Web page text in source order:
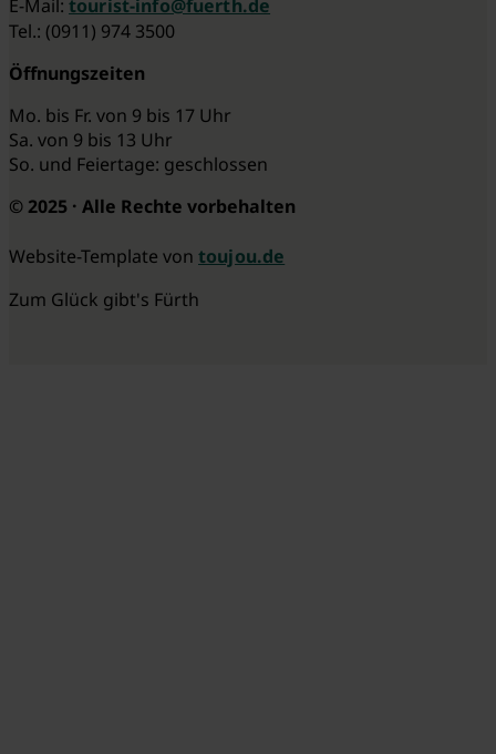
E-Mail: tourist-info@fuerth.de
Tel.: (0911) 974 3500
Öffnungszeiten
Mo. bis Fr. von 9 bis 17 Uhr
Sa. von 9 bis 13 Uhr
So. und Feiertage: geschlossen
© 2025 · Alle Rechte vorbehalten
Website-Template von toujou.de
Zum Glück gibt's Fürth